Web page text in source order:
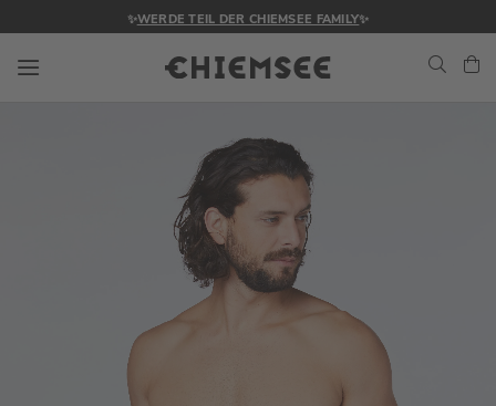
✨WERDE TEIL DER CHIEMSEE FAMILY✨